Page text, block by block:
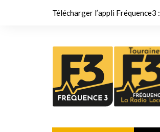
Télécharger l’appli Fréquence3 :